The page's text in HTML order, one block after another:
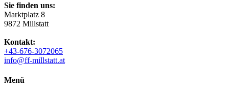
Sie finden uns:
Marktplatz 8
9872 Millstatt
Kontakt:
+43-676-3072065
info@ff-millstatt.at
Menü